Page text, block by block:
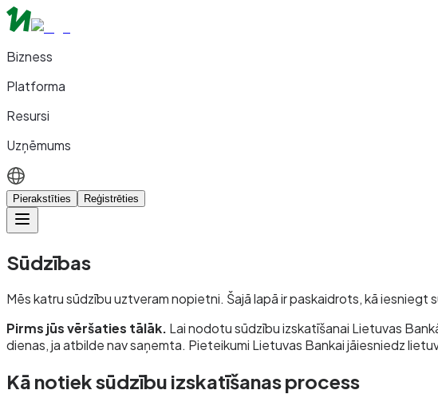
Bizness
Platforma
Resursi
Uzņēmums
Pierakstīties Reģistrēties
Sūdzības
Mēs katru sūdzību uztveram nopietni. Šajā lapā ir paskaidrots, kā
Pirms jūs vēršaties tālāk. Lai nodotu sūdzību izskatīšanai Lietuvas
dienas, ja atbilde nav saņemta. Pieteikumi Lietuvas Bankai jāiesniedz
Kā notiek sūdzību izskatīšanas process